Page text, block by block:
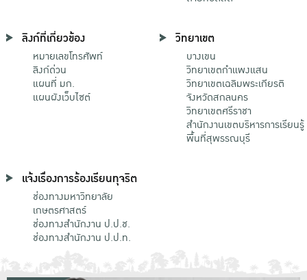
ลิงก์ที่เกี่ยวข้อง
หมายเลขโทรศัพท์
ลิงก์ด่วน
แผนที่ มก.
แผนผังเว็บไซต์
วิทยาเขต
บางเขน
วิทยาเขตกําแพงแสน
วิทยาเขตเฉลิมพระเกียรติ
จังหวัดสกลนคร
วิทยาเขตศรีราชา
สำนักงานเขตบริหารการเรียนรู้
พื้นที่สุพรรณบุรี
แจ้งเรื่องการร้องเรียนทุจริต
ช่องทางมหาวิทยาลัย
เกษตรศาสตร์
ช่องทางสำนักงาน ป.ป.ช.
ช่องทางสำนักงาน ป.ป.ท.